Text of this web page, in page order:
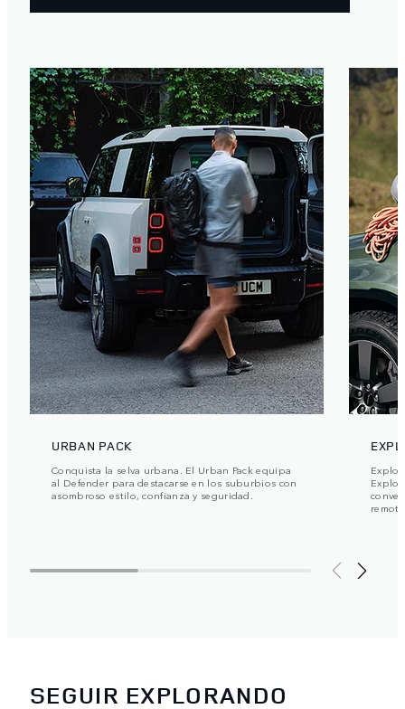
URBAN PACK
Conquista la selva urbana. El Urban Pack equipa
al Defender para destacarse en los suburbios con
asombroso estilo, confianza y seguridad.
SEGUIR EXPLORANDO